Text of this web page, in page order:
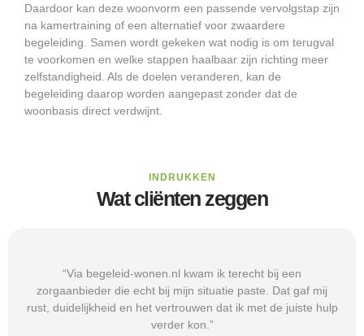
Daardoor kan deze woonvorm een passende vervolgstap zijn
na kamertraining of een alternatief voor zwaardere
begeleiding. Samen wordt gekeken wat nodig is om terugval
te voorkomen en welke stappen haalbaar zijn richting meer
zelfstandigheid. Als de doelen veranderen, kan de
begeleiding daarop worden aangepast zonder dat de
woonbasis direct verdwijnt.
INDRUKKEN
Wat cliënten zeggen
“Via begeleid-wonen.nl kwam ik terecht bij een
zorgaanbieder die echt bij mijn situatie paste. Dat gaf mij
rust, duidelijkheid en het vertrouwen dat ik met de juiste hulp
verder kon.”